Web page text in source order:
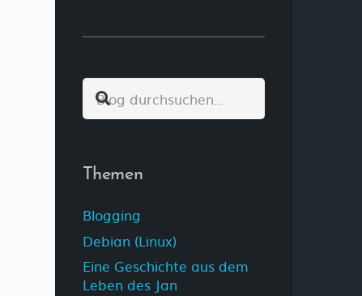
Themen
Blogging
Debian (Linux)
Eine Geschichte aus dem
Leben des Jan